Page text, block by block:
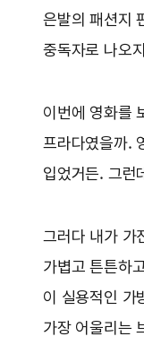
은발의 패션지
중독자로 나오
이번에 영화를
프라다였을까.
입었거든. 그런
그러다 내가 가
가볍고 튼튼하
이 실용적인 가
가장 어울리는